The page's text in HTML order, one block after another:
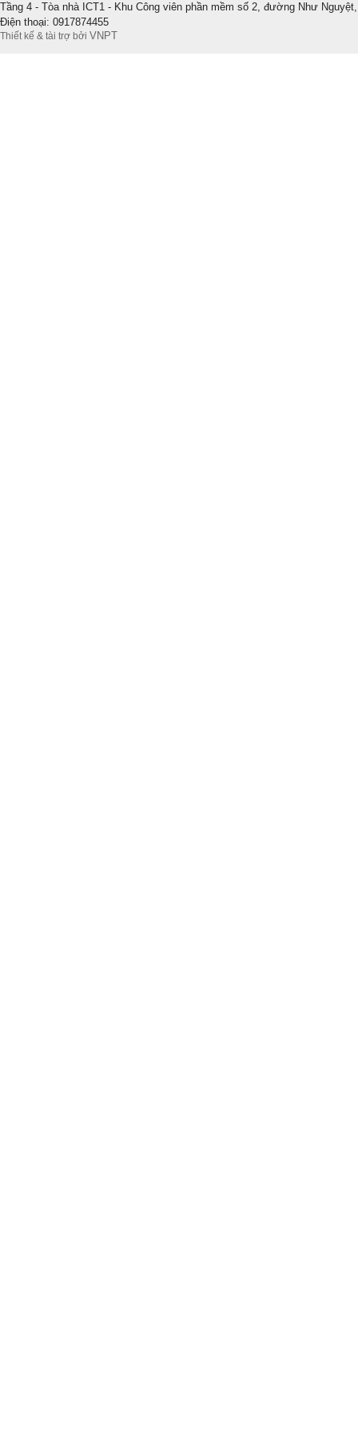
Tầng 4 - Tòa nhà ICT1 - Khu Công viên phần mềm số 2, đường Như
Điện thoại: 0917874455
Thiết kế & tài trợ bởi VNPT